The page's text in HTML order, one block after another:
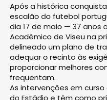
Após a histórica
escalão do futebol
dia 17 de maio — 37 anos
Académico de Viseu na
delineado um plano de
adequar o recinto às
proporcionar melhores
frequentam.
As intervenções em
do Estádio e têm como